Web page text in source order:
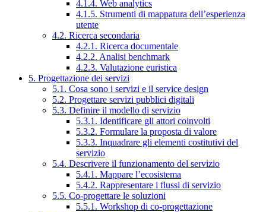
4.1.4. Web analytics
4.1.5. Strumenti di mappatura dell’esperienza
utente
4.2. Ricerca secondaria
4.2.1. Ricerca documentale
4.2.2. Analisi benchmark
4.2.3. Valutazione euristica
5. Progettazione dei servizi
5.1. Cosa sono i servizi e il service design
5.2. Progettare servizi pubblici digitali
5.3. Definire il modello di servizio
5.3.1. Identificare gli attori coinvolti
5.3.2. Formulare la proposta di valore
5.3.3. Inquadrare gli elementi costitutivi del
servizio
5.4. Descrivere il funzionamento del servizio
5.4.1. Mappare l’ecosistema
5.4.2. Rappresentare i flussi di servizio
5.5. Co-progettare le soluzioni
5.5.1. Workshop di co-progettazione